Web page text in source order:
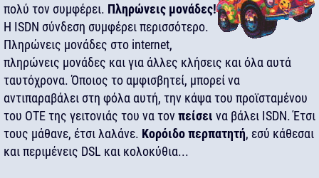
πολύ τον συμφέρει. Πληρώνεις μονάδες!
Η ISDN σύνδεση συμφέρει περισσότερο.
Πληρώνεις μονάδες στο internet,
πληρώνεις μονάδες και για άλλες κλήσεις και όλα αυτά
ταυτόχρονα. Όποιος το αμφισβητεί, μπορεί να
αντιπαραβάλει στη φόλα αυτή, την κάψα του προϊσταμένου
του ΟΤΕ της γειτονιάς του να τονπείσει να βάλει ISDN. Έτσι
τους μάθανε, έτσι λαλάνε. Κορόιδο περπατητή, εσύ κάθεσαι
και περιμένεις DSL και κολοκύθια...